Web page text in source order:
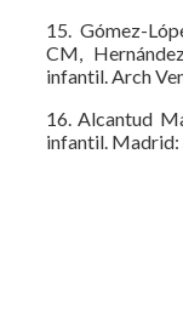
15. Gómez-
CM,
infantil. Arch
16. Alcantud
infantil. Madrid: